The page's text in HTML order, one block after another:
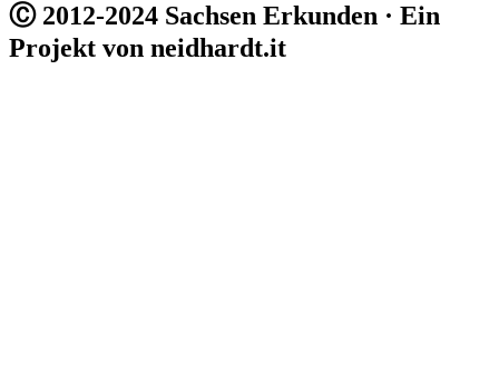
Ⓒ 2012-2024 Sachsen Erkunden · Ein
Projekt von neidhardt.it